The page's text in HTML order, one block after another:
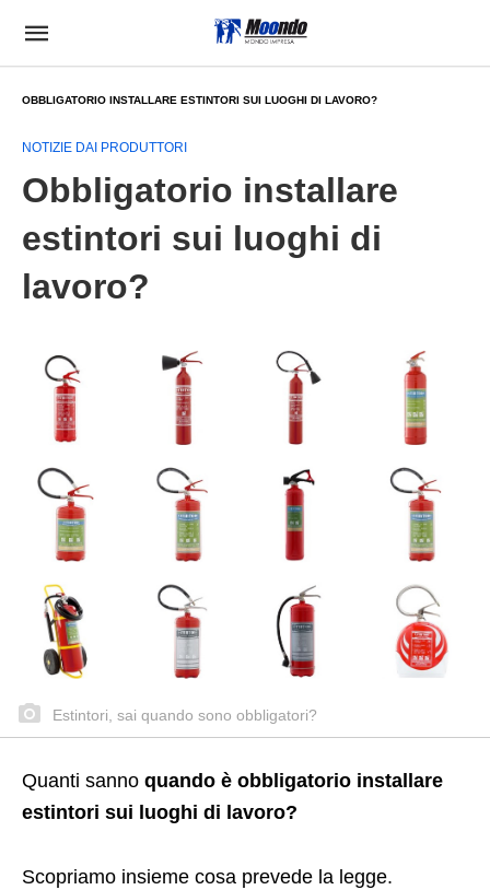
OBBLIGATORIO INSTALLARE ESTINTORI SUI LUOGHI DI LAVORO?
NOTIZIE DAI PRODUTTORI
Obbligatorio installare
estintori sui luoghi di
lavoro?
Estintori, sai quando sono obbligatori?
Quanti sanno quando è obbligatorio installare
estintori sui luoghi di lavoro?
Scopriamo insieme cosa prevede la legge.